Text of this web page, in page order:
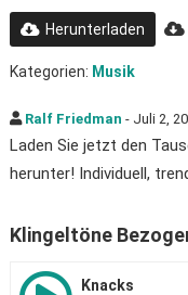
Herunterladen
Kategorien: Musik
Ralf Friedman - Juli 2,
Laden Sie jetzt den
herunter! Individuell,
Klingeltöne
Knacks